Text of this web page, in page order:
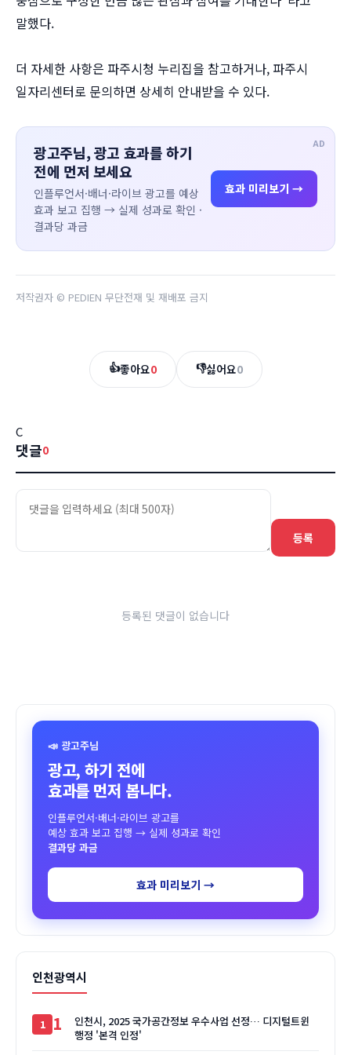
말했다.
더 자세한 사항은 파주시청 누리집을 참고하거나, 파주시
일자리센터로 문의하면 상세히 안내받을 수 있다.
AD
광고주님, 광고 효과를 하기
전에 먼저 보세요
인플루언서·배너·라이브 광고를 예상
효과 보고 집행 → 실제 성과로 확인 ·
결과당 과금
효과 미리보기 →
저작권자 © PEDIEN 무단전재 및 재배포 금지
👍좋아요0 👎싫어요0
C
댓글0
등록
등록된 댓글이 없습니다
📣 광고주님
광고, 하기 전에
효과를 먼저 봅니다.
인플루언서·배너·라이브 광고를
예상 효과 보고 집행 → 실제 성과로 확인
결과당 과금
효과 미리보기 →
인천광역시
1
인천시, 2025 국가공간정보 우수사업 선정… 디지털트윈
행정 '본격 인정'